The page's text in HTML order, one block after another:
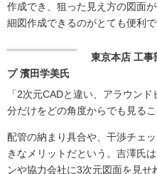
作成でき、狙った見え方の図面
細図作成できるのがとても便利で
東京本店 工事
プ 濱田学美氏
「2次元CADと違い、アラウン
分だけをどの角度からでも見るこ
配管の納まり具合や、干渉チェ
きなメリットだという。吉澤氏
ンや協力会社に3次元図面を見せ